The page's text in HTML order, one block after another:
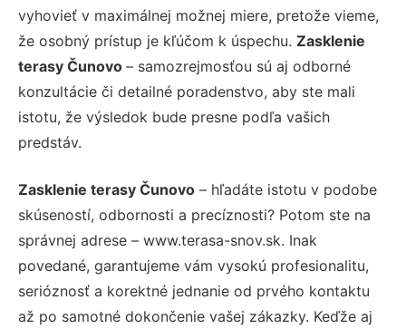
vyhovieť v maximálnej možnej miere, pretože vieme,
že osobný prístup je kľúčom k úspechu. Zasklenie
terasy Čunovo – samozrejmosťou sú aj odborné
konzultácie či detailné poradenstvo, aby ste mali
istotu, že výsledok bude presne podľa vašich
predstáv.
Zasklenie terasy Čunovo – hľadáte istotu v podobe
skúseností, odbornosti a precíznosti? Potom ste na
správnej adrese – www.terasa-snov.sk. Inak
povedané, garantujeme vám vysokú profesionalitu,
serióznosť a korektné jednanie od prvého kontaktu
až po samotné dokončenie vašej zákazky. Keďže aj